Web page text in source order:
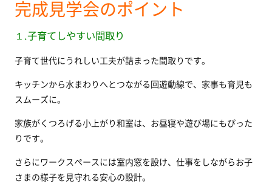
完成見学会のポイント
１.子育てしやすい間取り
子育て世代にうれしい工夫が詰まった間取りです。
キッチンから水まわりへとつながる回遊動線で、家事も育児も
スムーズに。
家族がくつろげる小上がり和室は、お昼寝や遊び場にもぴった
りです。
さらにワークスペースには室内窓を設け、仕事をしながらお子
さまの様子を見守れる安心の設計。